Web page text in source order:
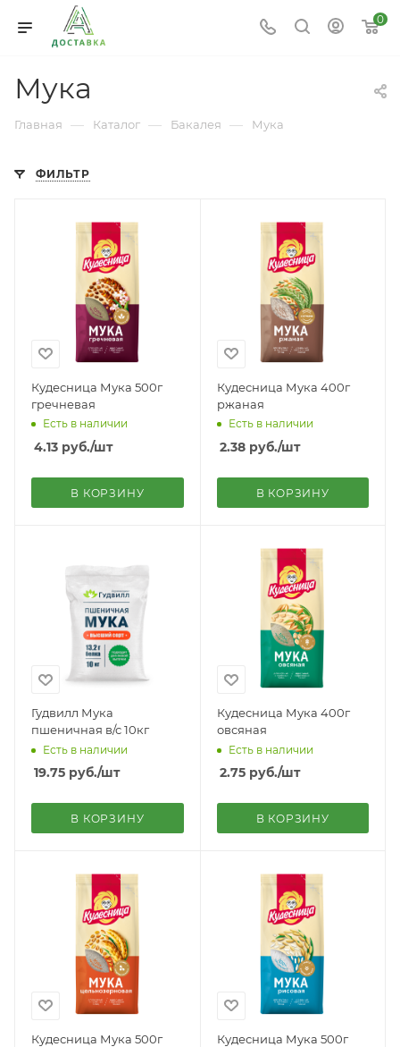
0
Мука
Главная — Каталог — Бакалея — Мука
ФИЛЬТР
Кудесница Мука 500г
гречневая
Есть в наличии
4.13 руб./шт
В КОРЗИНУ
Кудесница Мука 400г
ржаная
Есть в наличии
2.38руб./шт
В КОРЗИНУ
Гудвилл Мука
пшеничная в/с 10кг
Есть в наличии
19.75 руб./шт
В КОРЗИНУ
Кудесница Мука 400г
овсяная
Есть в наличии
2.75руб./шт
В КОРЗИНУ
Кудесница Мука 500г
Кудесница Мука 500г